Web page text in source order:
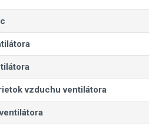
vzduchu ventilátora